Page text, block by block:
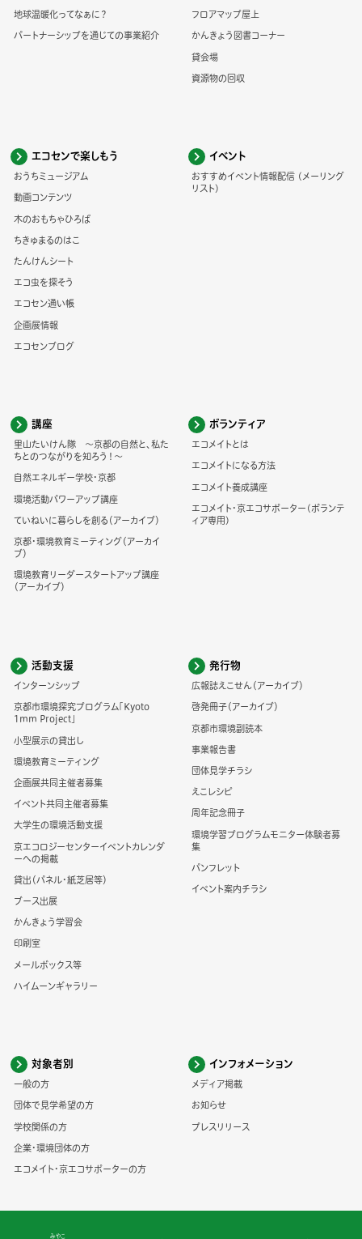
地球温暖化ってなぁに？
パートナーシップを通じての事業紹介
フロアマップ屋上
かんきょう図書コーナー
貸会場
資源物の回収
エコセンで楽しもう
おうちミュージアム
動画コンテンツ
木のおもちゃひろば
ちきゅまるのはこ
たんけんシート
エコ虫を探そう
エコセン通い帳
企画展情報
エコセンブログ
イベント
おすすめイベント情報配信 (メーリング
リスト)
講座
里山たいけん隊 ～京都の自然と、私た
ちとのつながりを知ろう！～
自然エネルギー学校・京都
環境活動パワーアップ講座
ていねいに暮らしを創る（アーカイブ）
京都・環境教育ミーティング（アーカイ
ブ）
環境教育リーダースタートアップ講座
（アーカイブ）
ボランティア
エコメイトとは
エコメイトになる方法
エコメイト養成講座
エコメイト・京エコサポーター(ボランテ
ィア専用)
活動支援
インターンシップ
京都市環境探究プログラム「Kyoto
1mm Project」
小型展示の貸出し
環境教育ミーティング
企画展共同主催者募集
イベント共同主催者募集
大学生の環境活動支援
京エコロジーセンターイベントカレンダ
ーへの掲載
貸出（パネル・紙芝居等）
ブース出展
かんきょう学習会
印刷室
メールボックス等
ハイムーンギャラリー
発行物
広報誌えこせん（アーカイブ）
啓発冊子（アーカイブ）
京都市環境副読本
事業報告書
団体見学チラシ
えこレシピ
周年記念冊子
環境学習プログラムモニター体験者募
集
パンフレット
イベント案内チラシ
対象者別
一般の方
団体で見学希望の方
学校関係の方
企業・環境団体の方
エコメイト・京エコサポーターの方
インフォメーション
メディア掲載
お知らせ
プレスリリース
みやこ